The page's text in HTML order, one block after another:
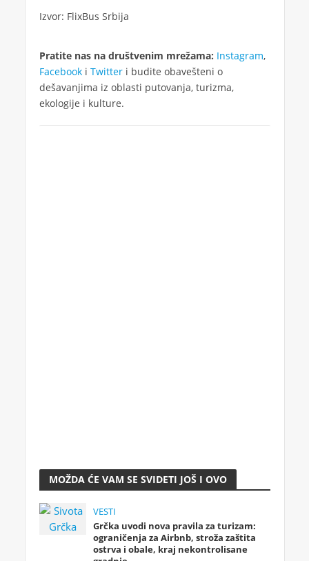
Izvor: FlixBus Srbija
Pratite nas na društvenim mrežama: Instagram,
Facebooki Twitteri budite obavešteni o
dešavanjima iz oblasti putovanja, turizma,
ekologije i kulture.
MOŽDA ĆE VAM SE SVIDETI JOŠ I OVO
VESTI
Grčka uvodi nova pravila za turizam:
ograničenja za Airbnb, stroža zaštita
ostrva i obale, kraj nekontrolisane